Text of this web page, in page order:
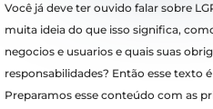
Você já deve ter ouvido falar sobre
muita ideia do que isso significa,
negocios e usuarios e quais suas
responsabilidades? Então esse texto
Preparamos esse conteúdo com as